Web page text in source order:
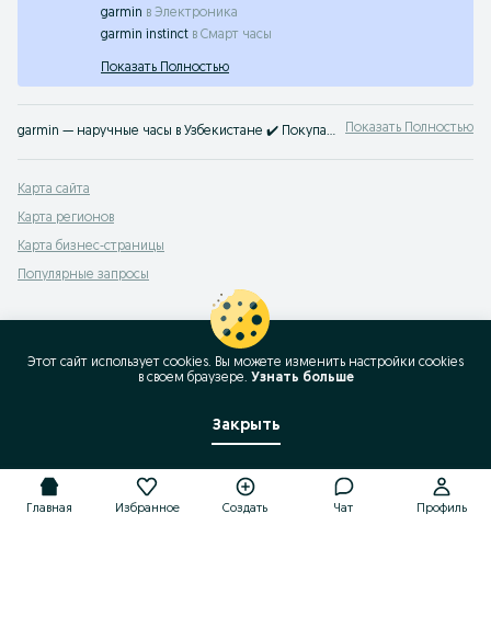
garmin в Электроника
garmin instinct в Смарт часы
Показать Полностью
garmin — наручные часы в Узбекистане ✔️ Покупайте модные наручные часы от известных брендов ✔️ Новые или Б/У ⚡ Купить наручные часы на OLX.uz Показать Полностью
Карта сайта
Карта регионов
Карта бизнес-страницы
Популярные запросы
Главная Избранное Создать Чат Профиль
Этот сайт использует cookies. Вы можете изменить настройки cookies
в своeм браузере. Узнать больше
Закрыть